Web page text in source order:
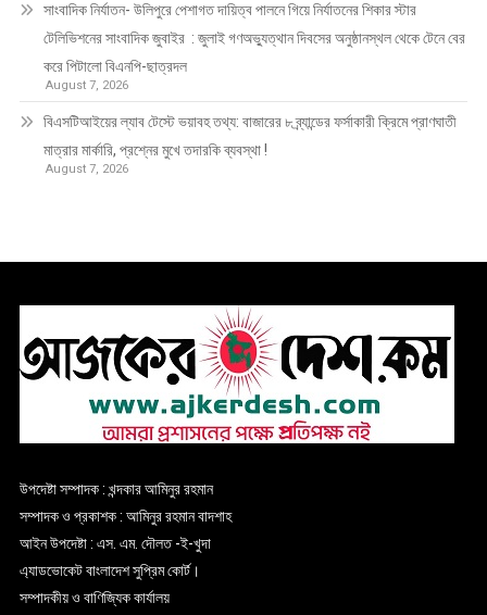
সাংবাদিক নির্যাতন- উলিপুরে পেশাগত দায়িত্ব পালনে গিয়ে নির্যাতনের শিকার স্টার
টেলিভিশনের সাংবাদিক জুবাইর : জুলাই গণঅভ্যুত্থান দিবসের অনুষ্ঠানস্থল থেকে টেনে বের
করে পিটালো বিএনপি-ছাত্রদল
August 7, 2026
বিএসটিআইয়ের ল্যাব টেস্টে ভয়াবহ তথ্য: বাজারের ৮ ব্র্যান্ডের ফর্সাকারী ক্রিমে প্রাণঘাতী
মাত্রার মার্কারি, প্রশ্নের মুখে তদারকি ব্যবস্থা !
August 7, 2026
উপদেষ্টা সম্পাদক : খন্দকার আমিনুর রহমান
সম্পাদক ও প্রকাশক : আমিনুর রহমান বাদশাহ
আইন উপদেষ্টা : এস. এম. দৌলত -ই-খুদা
এ্যাডভোকেট বাংলাদেশ সুপ্রিম কোর্ট।
সম্পাদকীয় ও বাণিজ্যিক কার্যালয়